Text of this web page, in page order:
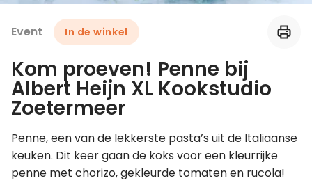
Leer koken als een chef
Kooktips & blogs
Event In de winkel
Kom proeven! Penne bij
Albert Heijn XL Kookstudio
Zoetermeer
Penne, een van de lekkerste pasta’s uit de Italiaanse
keuken. Dit keer gaan de koks voor een kleurrijke
penne met chorizo, gekleurde tomaten en rucola!